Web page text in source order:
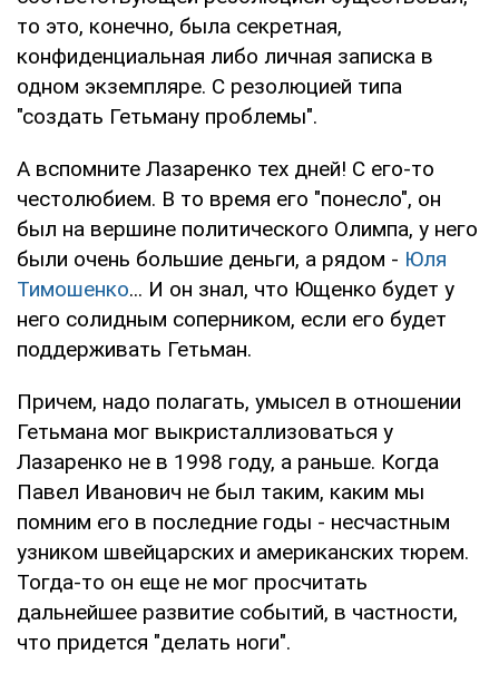
то это, конечно, была секретная,
конфиденциальная либо личная записка в
одном экземпляре. С резолюцией типа
"создать Гетьману проблемы".
А вспомните Лазаренко тех дней! С его-то
честолюбием. В то время его "понесло", он
был на вершине политического Олимпа, у него
были очень большие деньги, а рядом - Юля
Тимошенко... И он знал, что Ющенко будет у
него солидным соперником, если его будет
поддерживать Гетьман.
Причем, надо полагать, умысел в отношении
Гетьмана мог выкристаллизоваться у
Лазаренко не в 1998 году, а раньше. Когда
Павел Иванович не был таким, каким мы
помним его в последние годы - несчастным
узником швейцарских и американских тюрем.
Тогда-то он еще не мог просчитать
дальнейшее развитие событий, в частности,
что придется "делать ноги".